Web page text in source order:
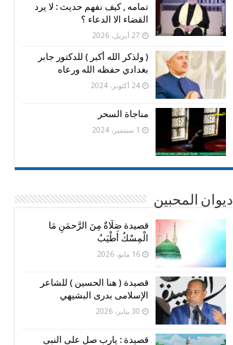
تمامه , كيف نفهم حديث : لا يرد
القضاء الا الدعاء ؟
27 أبريل، 2026
( ولذكر الله أكبر ) للدكتور جابر
بغدادي حفظه الله ورعاه
24 أكتوبر، 2024
مناجاة السحر
1 سبتمبر، 2024
ديوان المحبين
قصيدة صَلَاةٌ مِنَ الرَّحمَنِ مَا
الْمِسْكُ أَطْيَبُ
16 مايو، 2026
قصيدة ( هنا الحسين ) للشاعر
الإسلامى بدرى البشيهي
30 يناير، 2026
قصيدة : يارب صل على النبى